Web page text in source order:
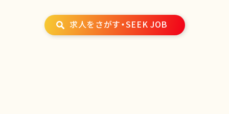
求人をさがす・SEEK JOB